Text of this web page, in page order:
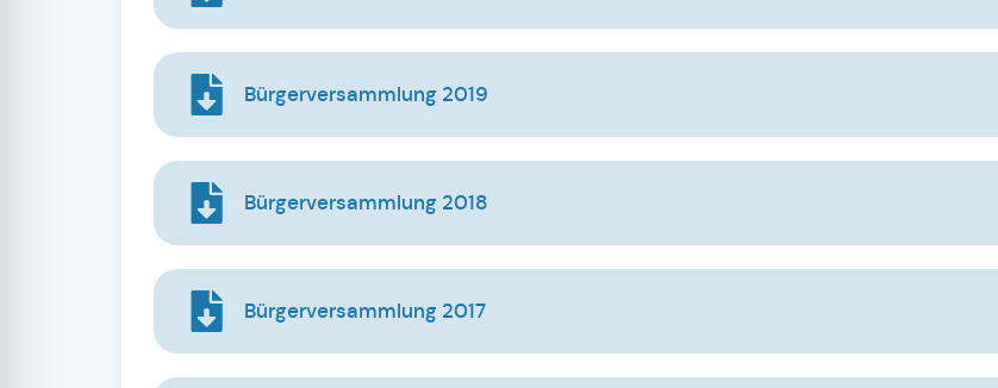
Bürgerversammlung 2019
Bürgerversammlung 2018
Bürgerversammlung 2017